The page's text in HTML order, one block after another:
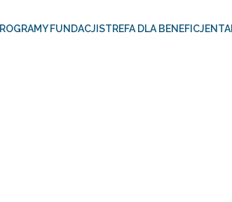
FUNDACJI STREFA DLA BENEFICJENTA